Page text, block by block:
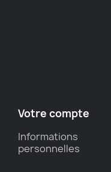
Votre compte
Informations
personnelles